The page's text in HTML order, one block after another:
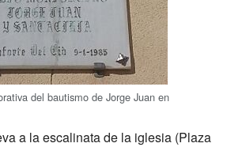
del bautismo de Jorge Juan en
a la escalinata de la iglesia (Plaza